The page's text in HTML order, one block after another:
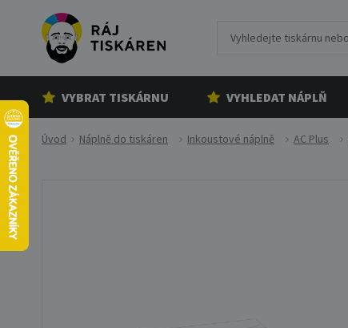
VYBRAT TISKÁRNU VYHLEDAT NÁPLŇ
Úvod Náplně do tiskáren Inkoustové náplně AC Plus